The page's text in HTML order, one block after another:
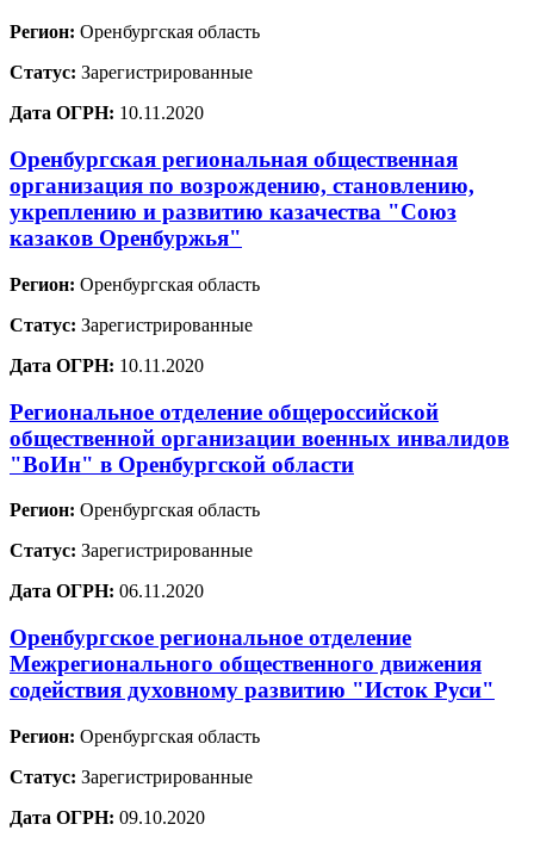
Регион: Оренбургская область
Статус: Зарегистрированные
Дата ОГРН: 10.11.2020
Оренбургская региональная общественная
организация по возрождению, становлению,
укреплению и развитию казачества "Союз
казаков Оренбуржья"
Регион: Оренбургская область
Статус: Зарегистрированные
Дата ОГРН: 10.11.2020
Региональное отделение общероссийской
общественной организации военных инвалидов
"ВоИн" в Оренбургской области
Регион: Оренбургская область
Статус: Зарегистрированные
Дата ОГРН: 06.11.2020
Оренбургское региональное отделение
Межрегионального общественного движения
содействия духовному развитию "Исток Руси"
Регион: Оренбургская область
Статус: Зарегистрированные
Дата ОГРН: 09.10.2020